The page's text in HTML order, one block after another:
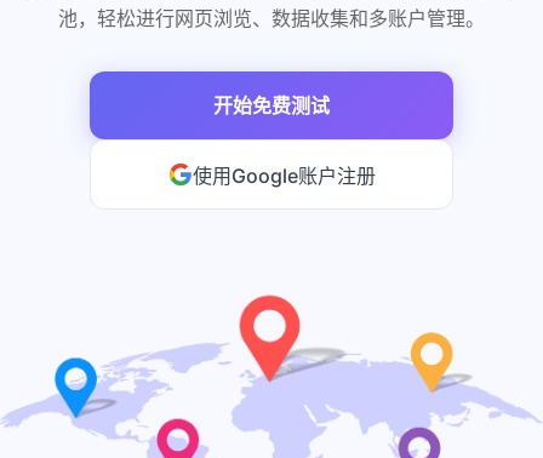
池，轻松进行网页浏览、数据收集和多账户管理。
开始免费测试
使用Google账户注册